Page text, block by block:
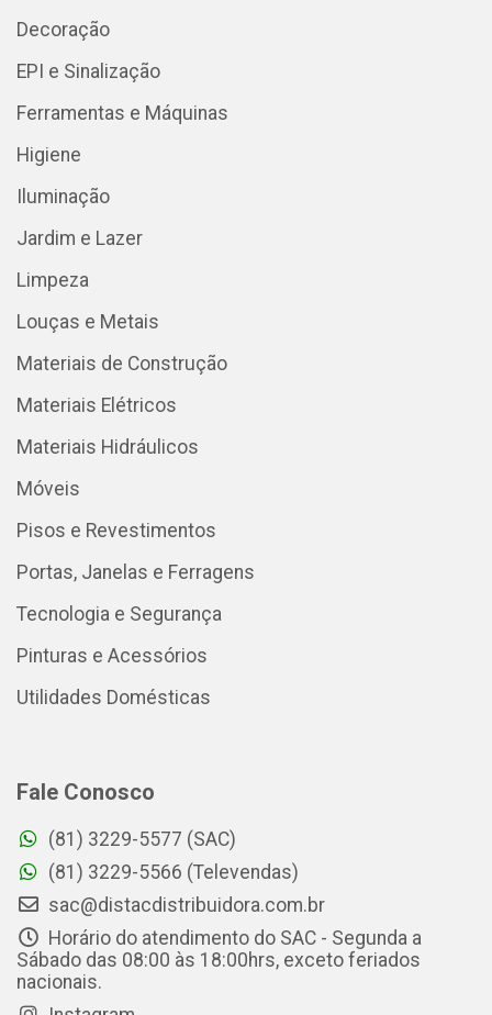
Decoração
EPI e Sinalização
Ferramentas e Máquinas
Higiene
Iluminação
Jardim e Lazer
Limpeza
Louças e Metais
Materiais de Construção
Materiais Elétricos
Materiais Hidráulicos
Móveis
Pisos e Revestimentos
Portas, Janelas e Ferragens
Tecnologia e Segurança
Pinturas e Acessórios
Utilidades Domésticas
Fale Conosco
(81) 3229-5577 (SAC)
(81) 3229-5566 (Televendas)
sac@distacdistribuidora.com.br
Horário do atendimento do SAC - Segunda a
Sábado das 08:00 às 18:00hrs, exceto feriados
nacionais.